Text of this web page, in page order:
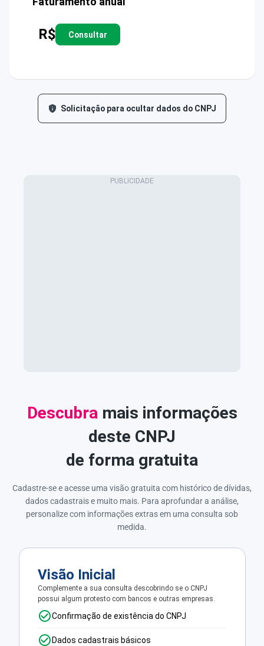
R$ Consultar
Solicitação para ocultar dados do CNPJ
Descubra mais informações
deste CNPJ
de forma gratuita
Cadastre-se e acesse uma visão gratuita com histórico de dívidas,
dados cadastrais e muito mais. Para aprofundar a análise,
personalize com informações extras em uma consulta sob
medida.
Visão Inicial
Complemente a sua consulta descobrindo se o CNPJ
possui algum protesto com bancos e outras empresas.
Confirmação de existência do CNPJ
Dados cadastrais básicos